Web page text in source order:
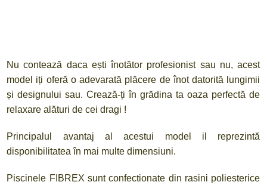
Nu contează daca ești înotător profesionist sau nu, acest
model iți oferă o adevarată plăcere de înot datorită lungimii
și designului sau. Crează-ți în grădina ta oaza perfectă de
relaxare alături de cei dragi !
Principalul avantaj al acestui model il reprezintă
disponibilitatea în mai multe dimensiuni.
Piscinele FIBREX sunt confectionate din rasini poliesterice